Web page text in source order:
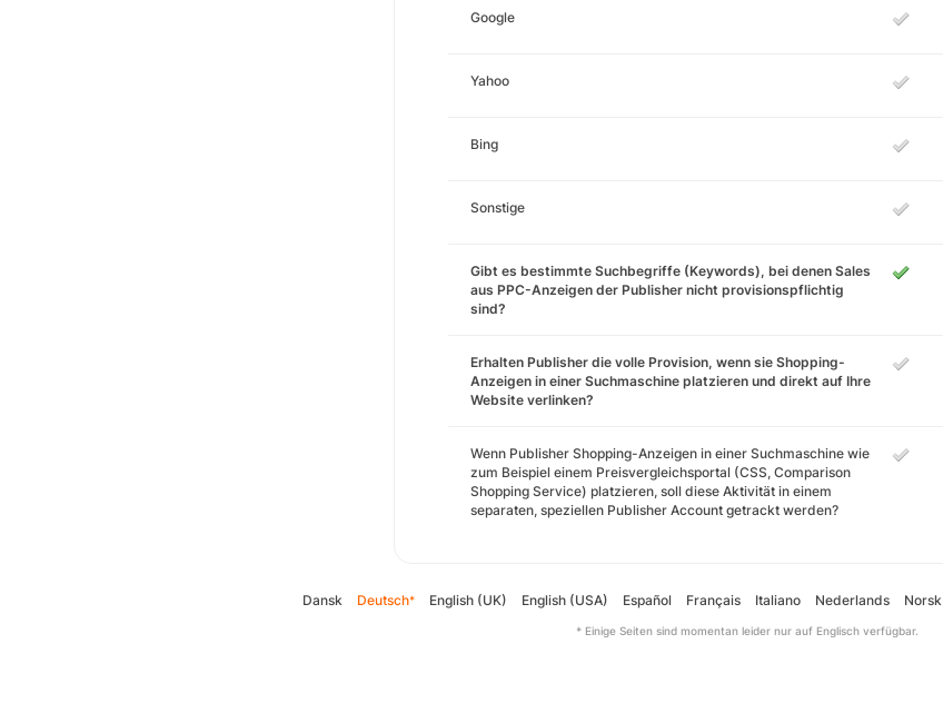
Google
Yahoo
Bing
Sonstige
Gibt es bestimmte Suchbegriffe (Keywords), bei denen Sales
aus PPC-Anzeigen der Publisher nicht provisionspflichtig
sind?
Erhalten Publisher die volle Provision, wenn sie Shopping-
Anzeigen in einer Suchmaschine platzieren und direkt auf Ihre
Website verlinken?
Wenn Publisher Shopping-Anzeigen in einer Suchmaschine wie
zum Beispiel einem Preisvergleichsportal (CSS, Comparison
Shopping Service) platzieren, soll diese Aktivität in einem
separaten, speziellen Publisher Account getrackt werden?
Dansk Deutsch* English (UK) English (USA) Español Français Italiano Nederlands Norsk
* Einige Seiten sind momentan leider nur auf Englisch verfügbar.